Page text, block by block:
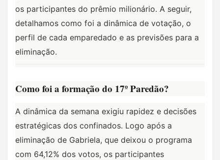
os participantes do prêmio milionário. A seguir,
detalhamos como foi a dinâmica de votação, o
perfil de cada emparedado e as previsões para a
eliminação.
Como foi a formação do 17º Paredão?
A dinâmica da semana exigiu rapidez e decisões
estratégicas dos confinados. Logo após a
eliminação de Gabriela, que deixou o programa
com 64,12% dos votos, os participantes